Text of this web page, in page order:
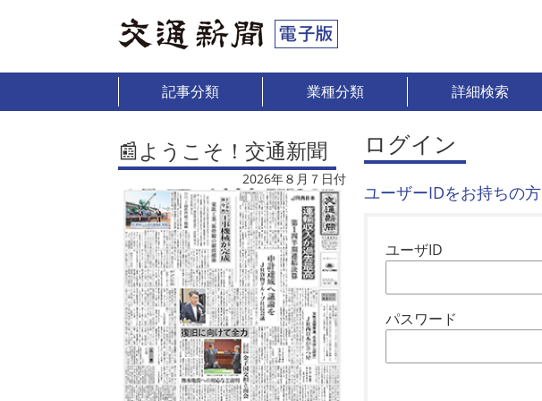
記事分類 業種分類 詳細検索
📰ようこそ！交通新聞
2026年８月７日付
ログイン
ユーザーIDをお持ちの方
ユーザID
パスワード